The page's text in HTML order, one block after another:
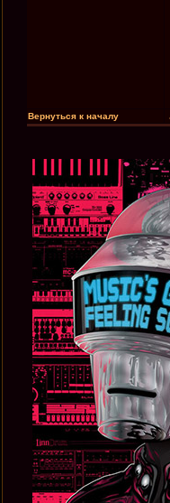
Вернуться к началу